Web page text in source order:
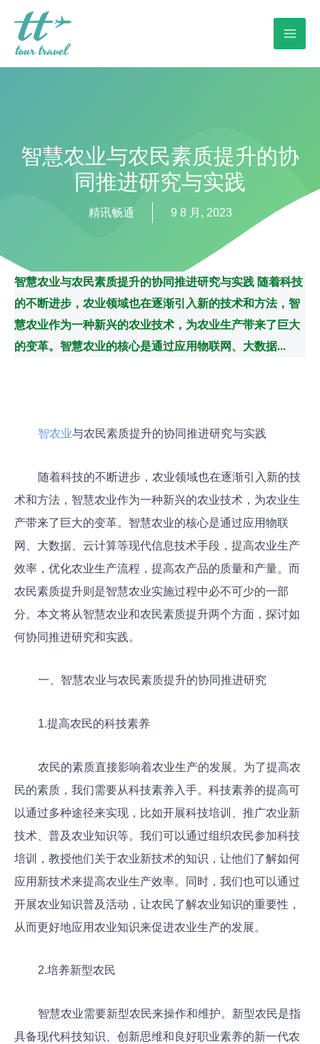
智慧农业与农民素质提升的协
同推进研究与实践
精讯畅通 9 8 月, 2023
智慧农业与农民素质提升的协同推进研究与实践 随着科技
的不断进步，农业领域也在逐渐引入新的技术和方法，智
慧农业作为一种新兴的农业技术，为农业生产带来了巨大
的变革。智慧农业的核心是通过应用物联网、大数据...
智农业与农民素质提升的协同推进研究与实践
随着科技的不断进步，农业领域也在逐渐引入新的技
术和方法，智慧农业作为一种新兴的农业技术，为农业生
产带来了巨大的变革。智慧农业的核心是通过应用物联
网、大数据、云计算等现代信息技术手段，提高农业生产
效率，优化农业生产流程，提高农产品的质量和产量。而
农民素质提升则是智慧农业实施过程中必不可少的一部
分。本文将从智慧农业和农民素质提升两个方面，探讨如
何协同推进研究和实践。
一、智慧农业与农民素质提升的协同推进研究
1.提高农民的科技素养
农民的素质直接影响着农业生产的发展。为了提高农
民的素质，我们需要从科技素养入手。科技素养的提高可
以通过多种途径来实现，比如开展科技培训、推广农业新
技术、普及农业知识等。我们可以通过组织农民参加科技
培训，教授他们关于农业新技术的知识，让他们了解如何
应用新技术来提高农业生产效率。同时，我们也可以通过
开展农业知识普及活动，让农民了解农业知识的重要性，
从而更好地应用农业知识来促进农业生产的发展。
2.培养新型农民
智慧农业需要新型农民来操作和维护。新型农民是指
具备现代科技知识、创新思维和良好职业素养的新一代农